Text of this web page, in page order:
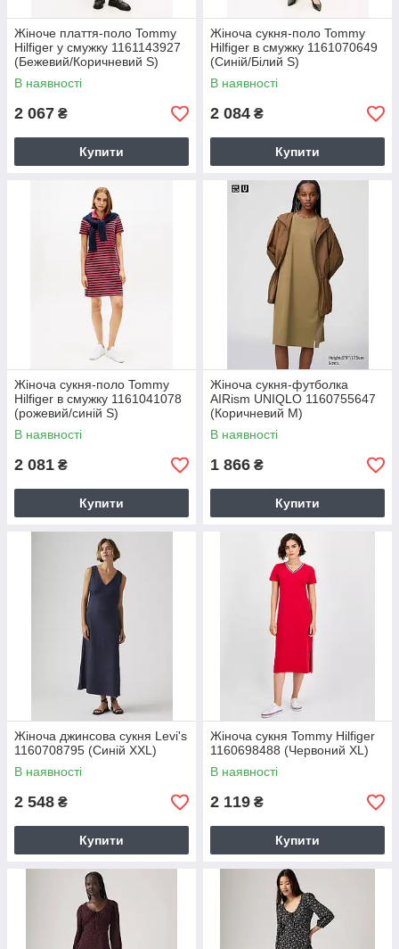
Жіноче плаття-поло Tommy
Hilfiger у смужку 1161143927
(Бежевий/Коричневий S)
В наявності
2 067 ₴
Купити
Жіноча сукня-поло Tommy
Hilfiger в смужку 1161070649
(Синій/Білий S)
В наявності
2 084 ₴
Купити
Жіноча сукня-поло Tommy
Hilfiger в смужку 1161041078
(рожевий/синій S)
В наявності
2 081 ₴
Купити
Жіноча сукня-футболка
AIRism UNIQLO 1160755647
(Коричневий M)
В наявності
1 866 ₴
Купити
Жіноча джинсова сукня Levi's
1160708795 (Синій XXL)
В наявності
2 548 ₴
Купити
Жіноча сукня Tommy Hilfiger
1160698488 (Червоний XL)
В наявності
2 119 ₴
Купити